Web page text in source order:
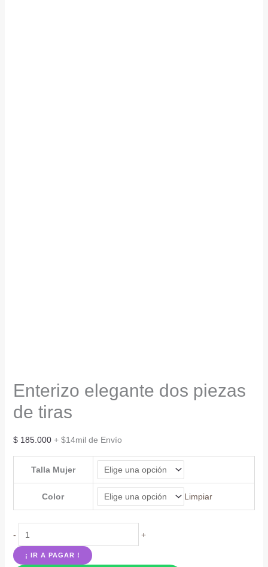
Enterizo elegante dos piezas
de tiras
$185.000 + $14mil de Envío
Talla Mujer
Color Limpiar
-
Enterizo
elegante
dos
+
¡ IR A PAGAR !